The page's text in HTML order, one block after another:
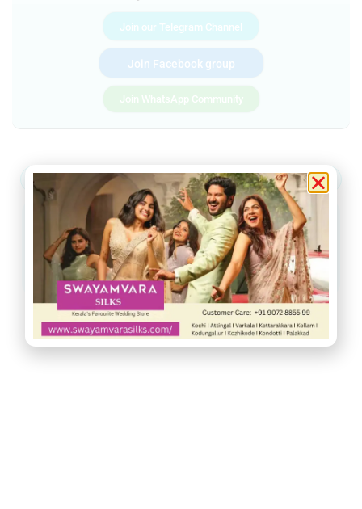
Join our Telegram Channel
Join Facebook group
Join WhatsApp Community
ആറ്റിങ്ങൽ വർക്കല ചിറയിൻകീഴ്
നെടുമങ്ങാട് വാമനപുരം കാട്ടാക്കട
അരുവിക്കര ചുറ്റുവട്ടം ഇൻഫോ